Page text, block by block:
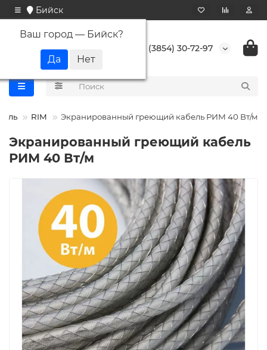
Бийск
Ваш город — Бийск?
+7 (3854) 30-72-97
RIM Экранированный греющий кабель РИМ 40 Вт/м
Экранированный греющий кабель
РИМ 40 Вт/м